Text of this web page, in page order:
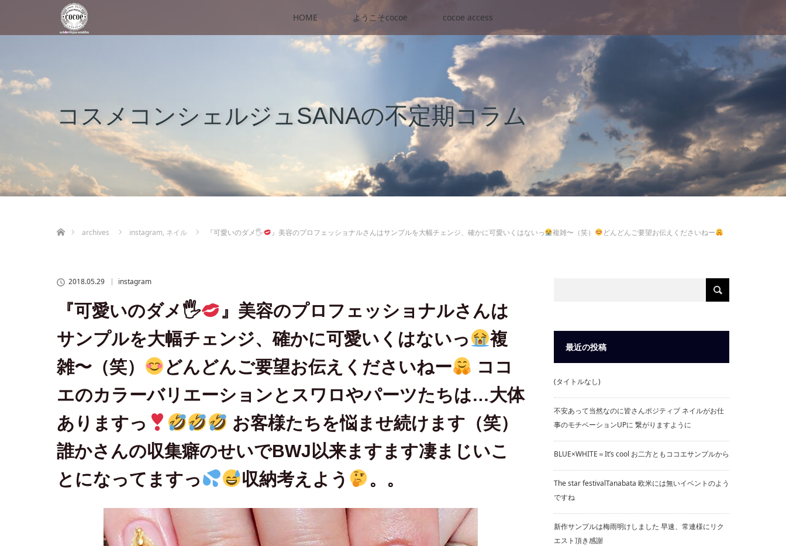
HOME ようこそcocoe cocoe access
コスメコンシェルジュSANAの不定期コラム
archives
instagram, ネイル 『可愛いのダメ🖐 』美容のプロフェッショナルさんはサンプルを大幅チェンジ、確かに可愛いくはないっ 複雑〜（笑） どんどんご要望お伝えくださいねー
。。
2018.05.29 instagram
『可愛いのダメ🖐
』美容のプロフェッショナルさんは
サンプルを大幅チェンジ、確かに可愛いくはないっ
複
雑〜（笑）
どんどんご要望お伝えくださいねー
ココ
エのカラーバリエーションとスワロやパーツたちは…大体
ありますっ
お客様たちを悩ませ続けます（笑）
誰かさんの収集癖のせいでBWJ以来ますます凄まじいこ
とになってますっ
収納考えよう 。。
最近の投稿
(タイトルなし)
不安あって当然なのに皆さんポジティブ ネイルがお仕
事のモチベーションUPに 繋がりますように
BLUE×WHITE＝It’s cool お二方ともココエサンプルから
The star festivalTanabata 欧米には無いイベントのよう
ですね
新作サンプルは梅雨明けしました 早速、常連様にリク
エスト頂き感謝